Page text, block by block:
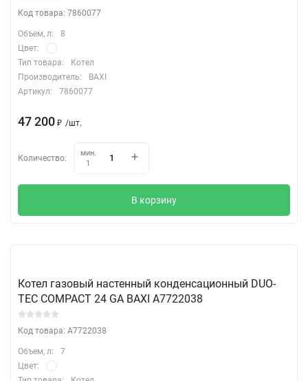
Код товара: 7860077
Объем, л:
8
Цвет:
Тип товара:
Котел
Производитель:
BAXI
Артикул:
7860077
47 200 ₽ /шт.
Количество:
мин.
1
В корзину
Котел газовый настенный конденсационный DUO-
TEC COMPACT 24 GA BAXI A7722038
Код товара: A7722038
Объем, л:
7
Цвет: